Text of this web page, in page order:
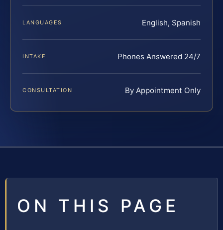
LANGUAGES English, Spanish
INTAKE Phones Answered 24/7
CONSULTATION By Appointment Only
ON THIS PAGE